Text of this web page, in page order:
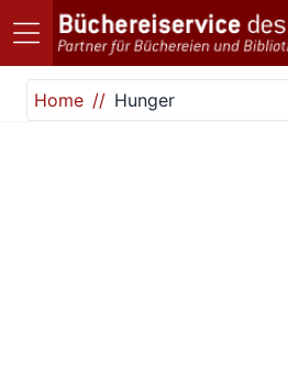
Direkt zum Inhalt
Home
Hunger